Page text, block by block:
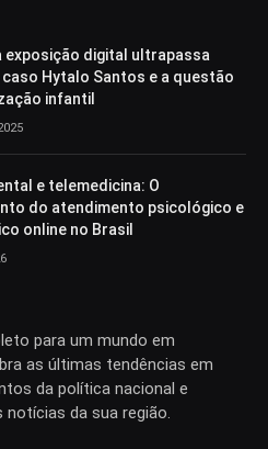
exposição digital ultrapassa
caso Hytalo Santos e a questão
infantil
e telemedicina: O
do atendimento psicológico e
online no Brasil
para um mundo em
as últimas tendências em
da política nacional e
notícias da sua região.